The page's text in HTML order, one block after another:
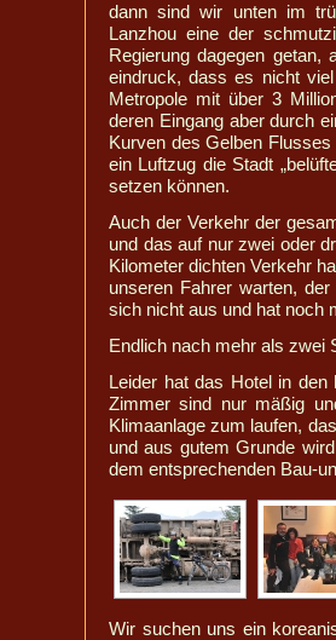
dann sind wir unten im
Lanzhou eine der
Regierung dagegen
eindruck, dass es nicht
Metropole mit über 3
deren Eingang aber durch
Kurven des Gelben
ein Luftzug die Stadt
setzen können.
Auch der Verkehr der
und das auf nur zwei oder
Kilometer dichten Verkehr
unseren Fahrer warten,
sich nicht aus und hat noch
Endlich nach mehr als zwei
Leider hat das Hotel in
Zimmer sind nur mäßig
Klimaanlage zum laufen,
und aus gutem Grunde
dem entsprechenden Bau-
Wir suchen uns ein